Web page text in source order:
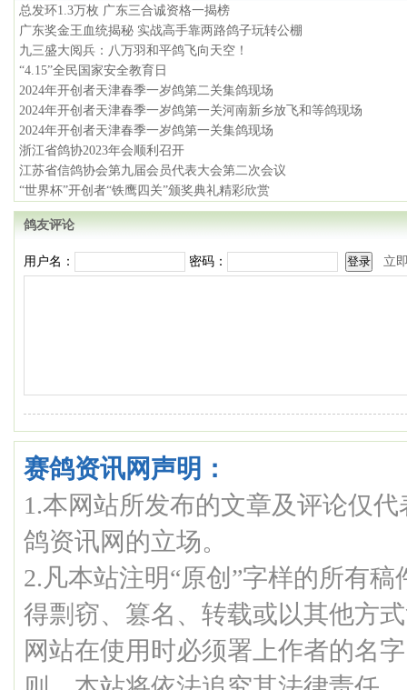
总发环1.3万枚 广东三合诚资格一揭榜
广东奖金王血统揭秘 实战高手靠两路鸽子玩转公棚
九三盛大阅兵：八万羽和平鸽飞向天空！
“4.15”全民国家安全教育日
2024年开创者天津春季一岁鸽第二关集鸽现场
2024年开创者天津春季一岁鸽第一关河南新乡放飞和等鸽现场
2024年开创者天津春季一岁鸽第一关集鸽现场
浙江省鸽协2023年会顺利召开
江苏省信鸽协会第九届会员代表大会第二次会议
“世界杯”开创者“铁鹰四关”颁奖典礼精彩欣赏
鸽友评论
用户名： 密码： 立
赛鸽资讯网声明：
1.本网站所发布的文章及评论仅
鸽资讯网的立场。
2.凡本站注明“原创”字样的所有
得剽窃、篡名、转载或以其他方
网站在使用时必须署上作者的名